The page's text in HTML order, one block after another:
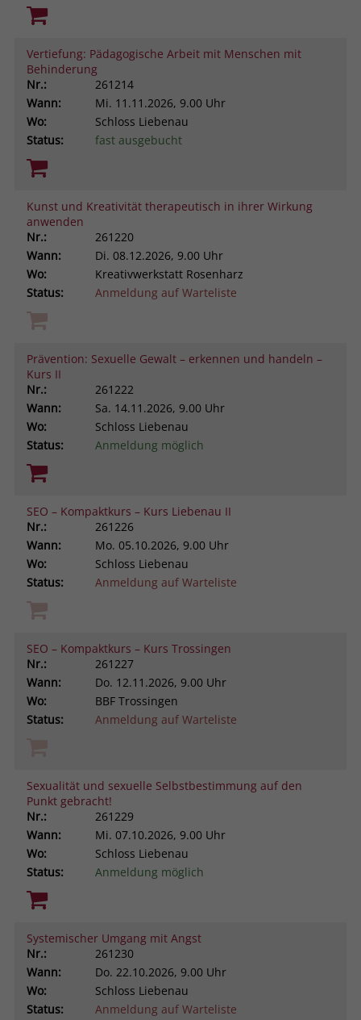
Vertiefung: Pädagogische Arbeit mit Menschen mit
Behinderung
Nr.:
261214
Wann:
Mi. 11.11.2026, 9.00 Uhr
Wo:
Schloss Liebenau
Status:
fast ausgebucht
Kunst und Kreativität therapeutisch in ihrer Wirkung
anwenden
Nr.:
261220
Wann:
Di. 08.12.2026, 9.00 Uhr
Wo:
Kreativwerkstatt Rosenharz
Status:
Anmeldung auf Warteliste
Prävention: Sexuelle Gewalt – erkennen und handeln –
Kurs II
Nr.:
261222
Wann:
Sa. 14.11.2026, 9.00 Uhr
Wo:
Schloss Liebenau
Status:
Anmeldung möglich
SEO – Kompaktkurs – Kurs Liebenau II
Nr.:
261226
Wann:
Mo. 05.10.2026, 9.00 Uhr
Wo:
Schloss Liebenau
Status:
Anmeldung auf Warteliste
SEO – Kompaktkurs – Kurs Trossingen
Nr.:
261227
Wann:
Do. 12.11.2026, 9.00 Uhr
Wo:
BBF Trossingen
Status:
Anmeldung auf Warteliste
Sexualität und sexuelle Selbstbestimmung auf den
Punkt gebracht!
Nr.:
261229
Wann:
Mi. 07.10.2026, 9.00 Uhr
Wo:
Schloss Liebenau
Status:
Anmeldung möglich
Systemischer Umgang mit Angst
Nr.:
261230
Wann:
Do. 22.10.2026, 9.00 Uhr
Wo:
Schloss Liebenau
Status:
Anmeldung auf Warteliste